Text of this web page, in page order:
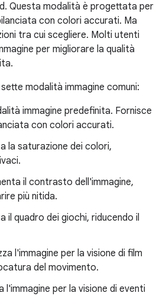
Questa modalità è progettata per
con colori accurati. Ma
tra cui scegliere. Molti utenti
per migliorare la qualità
modalità immagine comuni:
immagine predefinita. Fornisce
con colori accurati.
la saturazione dei colori,
il contrasto dell'immagine,
più nitida.
il quadro dei giochi, riducendo il
l'immagine per la visione di film
del movimento.
l'immagine per la visione di eventi